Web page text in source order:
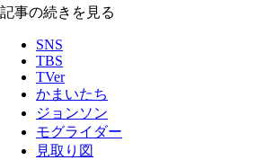
記事の続きを見る
SNS
TBS
TVer
かまいたち
ジョンソン
モグライダー
見取り図